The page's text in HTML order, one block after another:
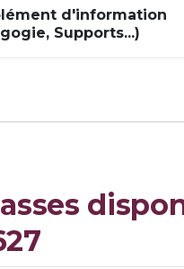
d'information
Supports...)